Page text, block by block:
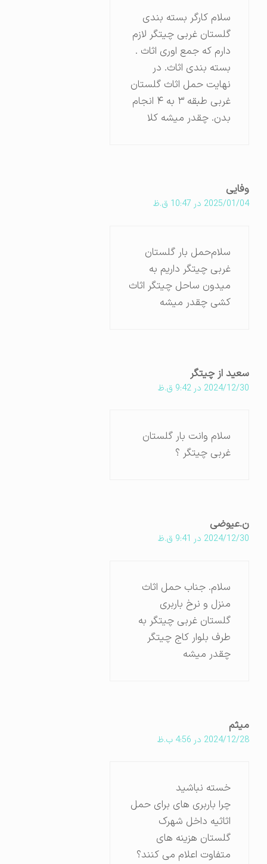
سلام کارگر بسته بندی
گلستان غربی چیتگر لازم
دارم که جمع اوری اثاث .
بسته بندی اثاث. در
نهایت حمل اثاث گلستان
غربی طبقه ۳ به ۴ انجام
بدن. چقدر میشه کلا
وفایی
2025/01/04 در 10:47 ق.ظ
سلام‌حمل بار گلستان
غربی چیتگر داریم به
میدون ساحل چیتگر اثاث
کشی چقدر میشه
سعید از چیتگر
2024/12/30 در 9:42 ق.ظ
سلام وانت بار گلستان
غربی چیتگر ؟
ن.عیوضی
2024/12/30 در 9:41 ق.ظ
سلام. جناب حمل اثاث
منزل و نرخ باربری
گلستان غربی چیتگر به
طرف بلوار کاج چیتگر
چقدر میشه
میثم
2024/12/28 در 4:56 ب.ظ
خسته نباشید
چرا باربری های برای حمل
اثاثیه داخل شهرک
گلستان هزینه های
متفاوت اعلام می کنند؟